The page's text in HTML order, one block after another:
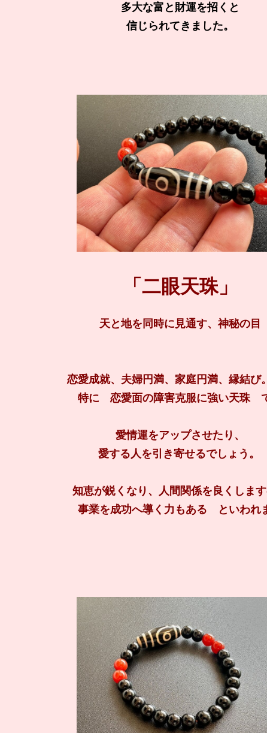
多大な富と財運を招く と
信じられてきました。
「二眼天珠」
天と地を同時に見通す、神秘の目
恋愛成就、夫婦円満、家庭円満、縁結び
特に 恋愛面の障害克服に強い天珠
愛情運をアップさせたり、
愛する人を引き寄せるでしょう。
知恵が鋭くなり、人間関係を良くしま
事業を成功へ導く力もある といわれ